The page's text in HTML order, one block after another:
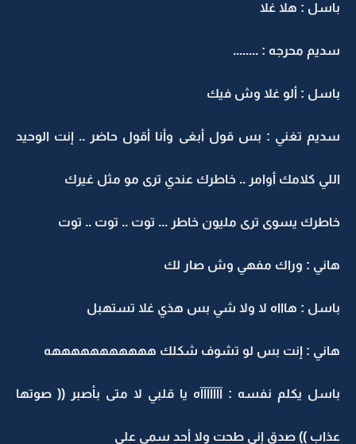
باسل : هلا غلا
سديم محرجه : ........
باسل : ألو غلا وش فيك
سديم تغني : بس قول أبغى وأنا أقول حاضر .. إنت الوحيد
اللي كلامك أوامر .. خاطرك عندي ترى مو مثل غيرك
خاطرك يسوى ترى مليون خاطر ... توت .. توت .. توت
هاني : وراك مفهي وش صار لك
باسل : هاااه لا ولا شي بس هذي غلا تستهبل
هاني : إنت بس لو تشوف شكلك هههههههههههه
باسل يكلم نفسه : آآآآآآآه يا قلبي لا متى بأصبر (( صوتها
عذاب )) صدق إني طحت ولا أحد سمى علي